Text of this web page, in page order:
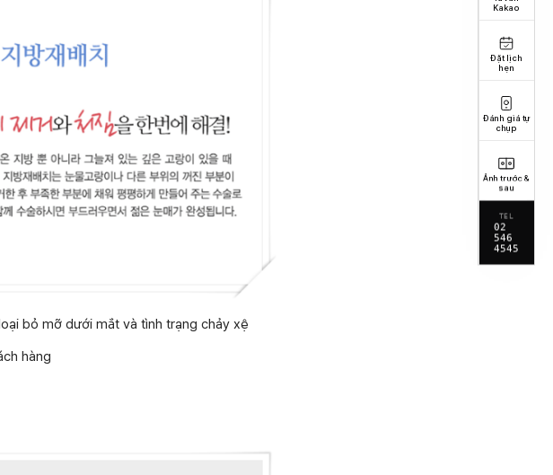
bỏ mỡ dưới mắt và tình trạng chảy xệ
hàng
Kakao
Đặt lịch
hẹn
Đánh giá tự
chụp
Ảnh trước &
sau
TEL
02
546
4545